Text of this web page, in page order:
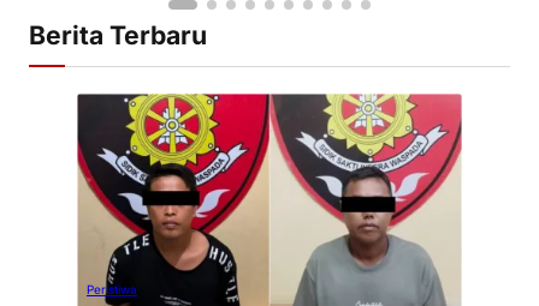
Berita Terbaru
Peristiwa